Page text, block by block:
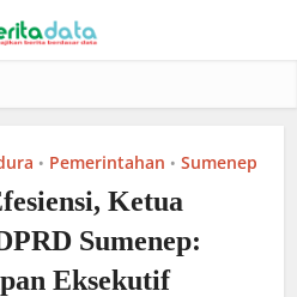
• Pemerintahan • Sumenep
Ketua
Sumenep:
Eksekutif